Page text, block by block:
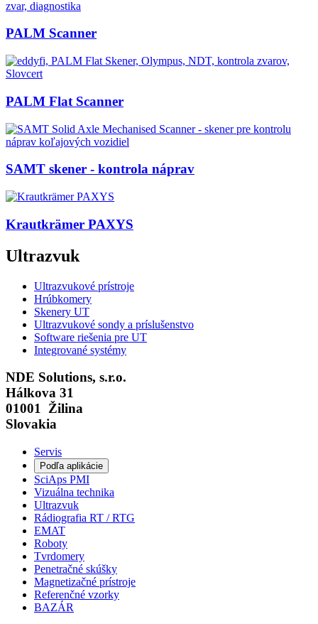
PALM Scanner
PALM Flat Scanner
SAMT skener - kontrola náprav
Krautkrämer PAXYS
Ultrazvuk
Ultrazvukové prístroje
Hrúbkomery
Skenery UT
Ultrazvukové sondy a príslušenstvo
Software riešenia pre UT
Integrované systémy
NDE Solutions, s.r.o.
Hálkova 31
01001 Žilina
Slovakia
Servis
Podľa aplikácie
SciAps PMI
Vizuálna technika
Ultrazvuk
Rádiografia RT / RTG
EMAT
Roboty
Tvrdomery
Penetračné skúšky
Magnetizačné prístroje
Referenčné vzorky
BAZÁR